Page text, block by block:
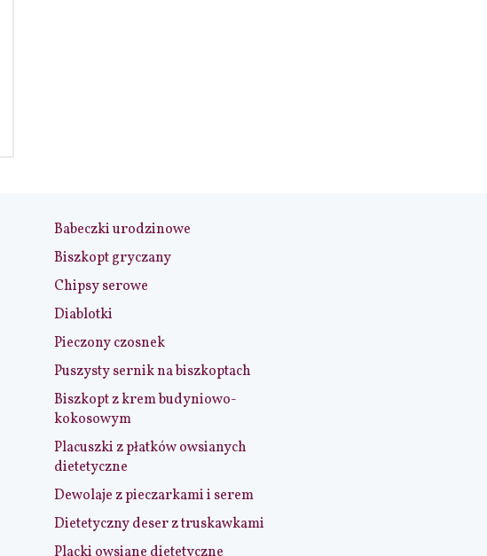
Babeczki urodzinowe
Biszkopt gryczany
Chipsy serowe
Diablotki
Pieczony czosnek
Puszysty sernik na biszkoptach
Biszkopt z krem budyniowo-
kokosowym
Placuszki z płatków owsianych
dietetyczne
Dewolaje z pieczarkami i serem
Dietetyczny deser z truskawkami